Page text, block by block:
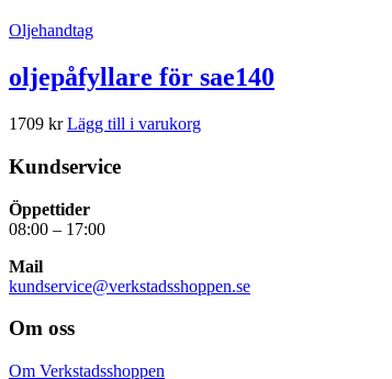
Oljehandtag
oljepåfyllare för sae140
1709 kr Lägg till i varukorg
Kundservice
Öppettider
08:00 – 17:00
Mail
kundservice@verkstadsshoppen.se
Om oss
Om Verkstadsshoppen